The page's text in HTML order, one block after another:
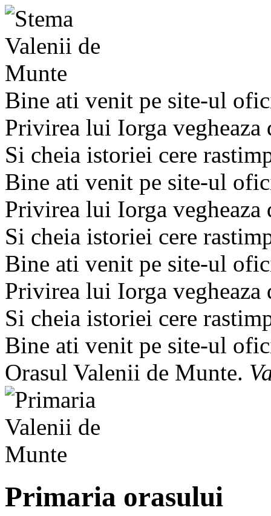
Bine ati venit pe site-ul
Privirea lui Iorga
Si cheia istoriei cere
Bine ati venit pe site-ul
Privirea lui Iorga
Si cheia istoriei cere
Bine ati venit pe site-ul
Privirea lui Iorga
Si cheia istoriei cere
Bine ati venit pe site-ul
Orasul Valenii de Munte.
Primaria orasului